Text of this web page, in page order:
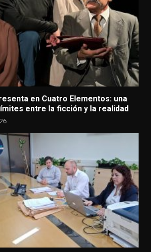
en Cuatro Elementos: una
entre la ficción y la realidad